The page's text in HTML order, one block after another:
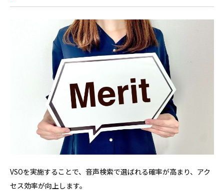
VSOを実施することで、音声検索で選ばれる確率が高まり、アク
セス効率が向上します。